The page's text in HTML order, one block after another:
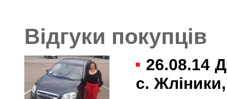
Відгуки покупців
26.08.14
с.